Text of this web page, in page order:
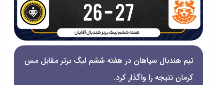
تیم هندبال سپاهان در هفته ششم لیگ برتر مقابل مس
کرمان نتیجه را واگذار کرد.